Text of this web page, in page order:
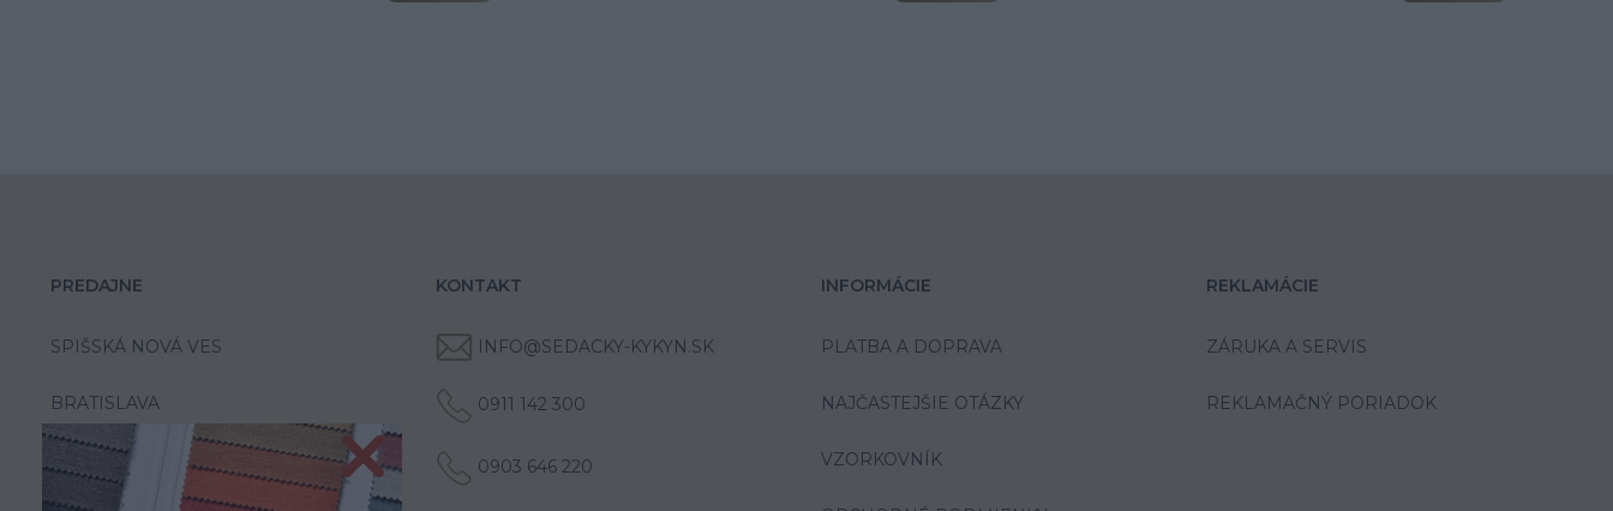
PREDAJNE
SPIŠSKÁ NOVÁ VES
BRATISLAVA
KONTAKT
INFO@SEDACKY-KYKYN.SK
0911 142 300
0903 646 220
INFORMÁCIE
PLATBA A DOPRAVA
NAJČASTEJŠIE OTÁZKY
VZORKOVNÍK
REKLAMÁCIE
ZÁRUKA A SERVIS
REKLAMAČNÝ PORIADOK